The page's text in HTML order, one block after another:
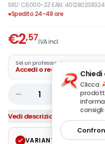
SKU:C6000-2Z·EAN:
●Spedito 24-48 ore
€2,57IVA incl.
Sei un professionista?
Accedi o registra la tua
1
Vedi descrizione completa
VARIANTE SELEZIONATA
Chiedi
Clicca
consigli